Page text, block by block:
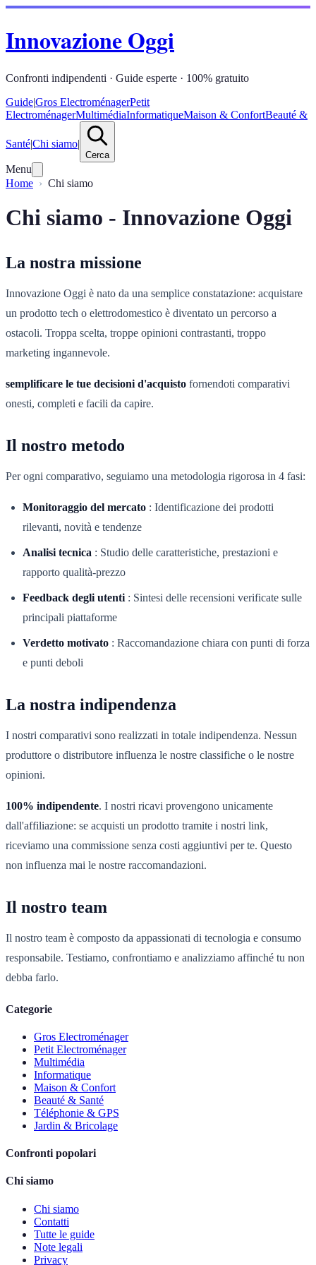
Innovazione Oggi
Confronti indipendenti · Guide esperte · 100% gratuito
Guide|Gros ElectroménagerPetit
ElectroménagerMultimédiaInformatiqueMaison & ConfortBeauté &
Santé|Chi siamo|
Cerca
Menu
Home
Chi siamo
Chi siamo - Innovazione Oggi
La nostra missione
Innovazione Oggi è nato da una semplice constatazione: acquistare
un prodotto tech o elettrodomestico è diventato un percorso a
ostacoli. Troppa scelta, troppe opinioni contrastanti, troppo
marketing ingannevole.
semplificare le tue decisioni d'acquisto fornendoti comparativi
onesti, completi e facili da capire.
Il nostro metodo
Per ogni comparativo, seguiamo una metodologia rigorosa in 4 fasi:
Monitoraggio del mercato : Identificazione dei prodotti
rilevanti, novità e tendenze
Analisi tecnica : Studio delle caratteristiche, prestazioni e
rapporto qualità-prezzo
Feedback degli utenti : Sintesi delle recensioni verificate sulle
principali piattaforme
Verdetto motivato : Raccomandazione chiara con punti di forza
e punti deboli
La nostra indipendenza
I nostri comparativi sono realizzati in totale indipendenza. Nessun
produttore o distributore influenza le nostre classifiche o le nostre
opinioni.
100% indipendente. I nostri ricavi provengono unicamente
dall'affiliazione: se acquisti un prodotto tramite i nostri link,
riceviamo una commissione senza costi aggiuntivi per te. Questo
non influenza mai le nostre raccomandazioni.
Il nostro team
Il nostro team è composto da appassionati di tecnologia e consumo
responsabile. Testiamo, confrontiamo e analizziamo affinché tu non
debba farlo.
Categorie
Gros Electroménager
Petit Electroménager
Multimédia
Informatique
Maison & Confort
Beauté & Santé
Téléphonie & GPS
Jardin & Bricolage
Confronti popolari
Chi siamo
Chi siamo
Contatti
Tutte le guide
Note legali
Privacy